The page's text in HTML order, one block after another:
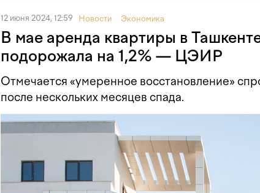
12 июня 2024, 12:59 Новости Экономика
В мае аренда квартиры в
подорожала на 1,2% — ЦЭИР
Отмечается «умеренное восстановление»
после нескольких месяцев спада.